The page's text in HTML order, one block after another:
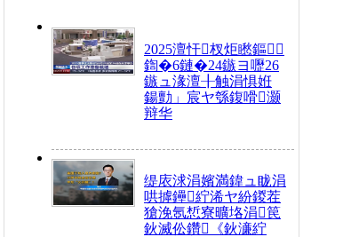
2025澶忓杈炬矁鏂
鍧�6鏈�24鏃ヨ嚦26
鏃ュ湪澶╂触涓惧姙
鍚勯」宸ヤ綔鍑嗗灏
辩华
缇庡浗涓嬪満鍏ュ眬涓
哄摢鑸紵浠ヤ紛鍐茬
獊浼氬惁寮曠垎涓笢
鈥滅伀鑽《鈥濓紵